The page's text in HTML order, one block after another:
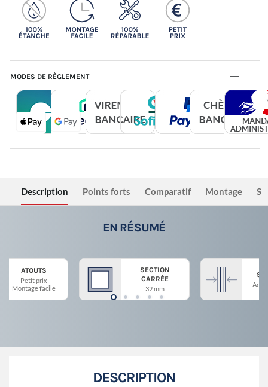
MODES DE RÈGLEMENT
Description Points forts Comparatif Montage
EN RÉSUMÉ
ATOUTS
Petit prix
Montage facile
SECTION
CARRÉE
32 mm
DESCRIPTION